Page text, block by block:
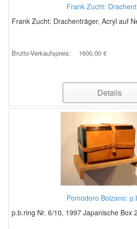
Frank Zucht:
Frank Zucht: Drachenträger, Acryl auf
Brutto-Verkaufspreis: 1600,00 €
Details
Pomodoro Bolzano:
p.b.ring Nr. 6/10, 1997 Japanische Box